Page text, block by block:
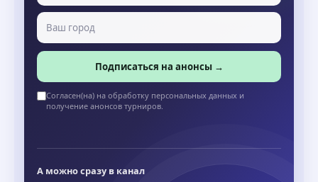
Подписаться на анонсы →
Согласен(на) на обработку персональных данных и
получение анонсов турниров.
А можно сразу в канал